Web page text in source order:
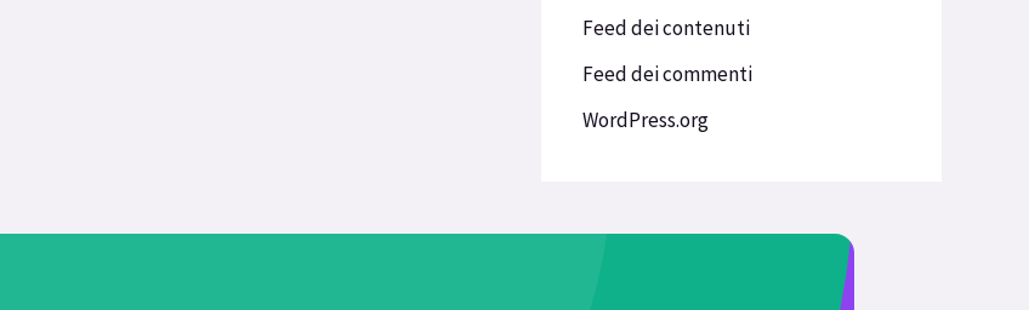
Feed dei contenuti
Feed dei commenti
WordPress.org